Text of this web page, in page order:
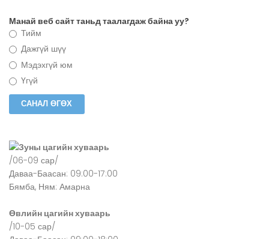
Манай веб сайт таньд таалагдаж байна уу?
Тийм
Дажгүй шүү
Мэдэхгүй юм
Үгүй
Зуны цагийн хуваарь
/06-09 сар/
Даваа-Баасан: 09:00-17:00
Бямба, Ням: Амарна
Өвлийн цагийн хуваарь
/10-05 сар/